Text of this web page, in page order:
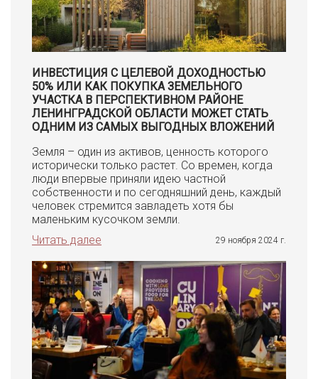
ИНВЕСТИЦИЯ С ЦЕЛЕВОЙ ДОХОДНОСТЬЮ
50% ИЛИ КАК ПОКУПКА ЗЕМЕЛЬНОГО
УЧАСТКА В ПЕРСПЕКТИВНОМ РАЙОНЕ
ЛЕНИНГРАДСКОЙ ОБЛАСТИ МОЖЕТ СТАТЬ
ОДНИМ ИЗ САМЫХ ВЫГОДНЫХ ВЛОЖЕНИЙ
Земля – один из активов, ценность которого
исторически только растет. Со времен, когда
люди впервые приняли идею частной
собственности и по сегодняшний день, каждый
человек стремится завладеть хотя бы
маленьким кусочком земли.
Читать далее
29 ноября 2024 г.